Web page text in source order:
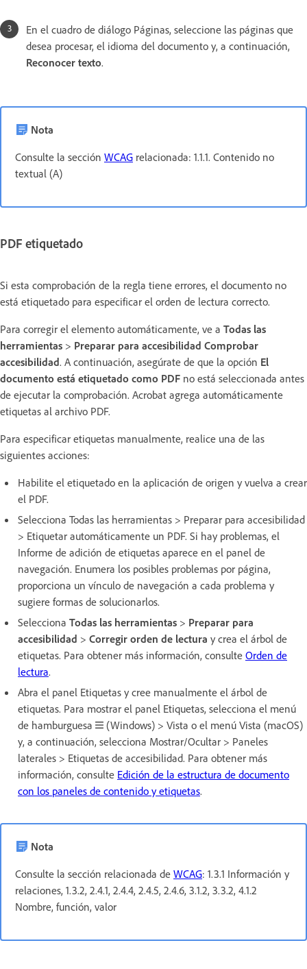
En el cuadro de diálogo Páginas, seleccione las páginas que
desea procesar, el idioma del documento y, a continuación,
Reconocer texto.
Nota
Consulte la sección WCAG relacionada: 1.1.1. Contenido no
textual (A)
PDF etiquetado
Si esta comprobación de la regla tiene errores, el documento no
está etiquetado para especificar el orden de lectura correcto.
Para corregir el elemento automáticamente, ve a Todas las
herramientas > Preparar para accesibilidad Comprobar
accesibilidad. A continuación, asegúrate de que la opción El
documento está etiquetado como PDF no está seleccionada antes
de ejecutar la comprobación. Acrobat agrega automáticamente
etiquetas al archivo PDF.
Para especificar etiquetas manualmente, realice una de las
siguientes acciones:
Habilite el etiquetado en la aplicación de origen y vuelva a crear
el PDF.
Selecciona Todas las herramientas > Preparar para accesibilidad
> Etiquetar automáticamente un PDF. Si hay problemas, el
Informe de adición de etiquetas aparece en el panel de
navegación. Enumera los posibles problemas por página,
proporciona un vínculo de navegación a cada problema y
sugiere formas de solucionarlos.
Selecciona Todas las herramientas > Preparar para
accesibilidad > Corregir orden de lectura y crea el árbol de
etiquetas. Para obtener más información, consulte Orden de
lectura.
Abra el panel Etiquetas y cree manualmente el árbol de
etiquetas. Para mostrar el panel Etiquetas, selecciona el menú
de hamburguesa
(Windows) > Vista o el menú Vista (macOS)
y, a continuación, selecciona Mostrar/Ocultar > Paneles
laterales > Etiquetas de accesibilidad. Para obtener más
información, consulte Edición de la estructura de documento
con los paneles de contenido y etiquetas.
Nota
Consulte la sección relacionada de WCAG: 1.3.1 Información y
relaciones, 1.3.2, 2.4.1, 2.4.4, 2.4.5, 2.4.6, 3.1.2, 3.3.2, 4.1.2
Nombre, función, valor